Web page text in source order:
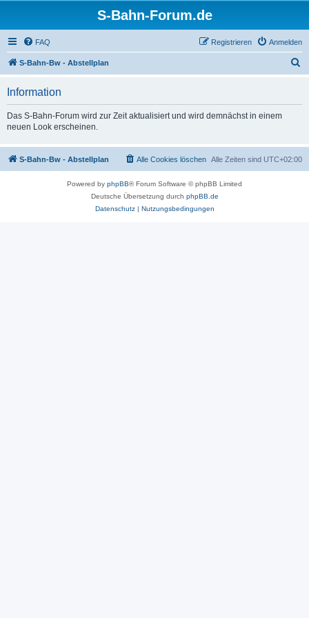
S-Bahn-Forum.de
FAQ Anmelden
Registrieren
S-Bahn-Bw - Abstellplan
Information
Das S-Bahn-Forum wird zur Zeit aktualisiert und wird demnächst in einem
neuen Look erscheinen.
S-Bahn-Bw - Abstellplan Alle Zeiten sind UTC+02:00
Alle Cookies löschen
Powered by phpBB® Forum Software © phpBB Limited
Deutsche Übersetzung durch phpBB.de
Datenschutz| Nutzungsbedingungen